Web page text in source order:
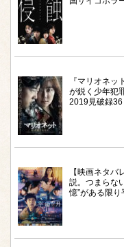
『マリオネ
が鋭く少年犯
2019見破録36
【映画ネタ
説。つまらな
憶”がある限り